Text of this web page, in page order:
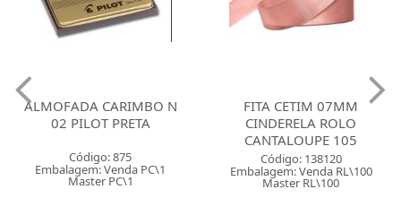
ALMOFADA CARIMBO N
02 PILOT PRETA
Código: 875
Embalagem: Venda PC\1
Master PC\1
FITA CETIM 07MM
CINDERELA ROLO
CANTALOUPE 105
Código: 138120
Embalagem: Venda RL\100
Master RL\100